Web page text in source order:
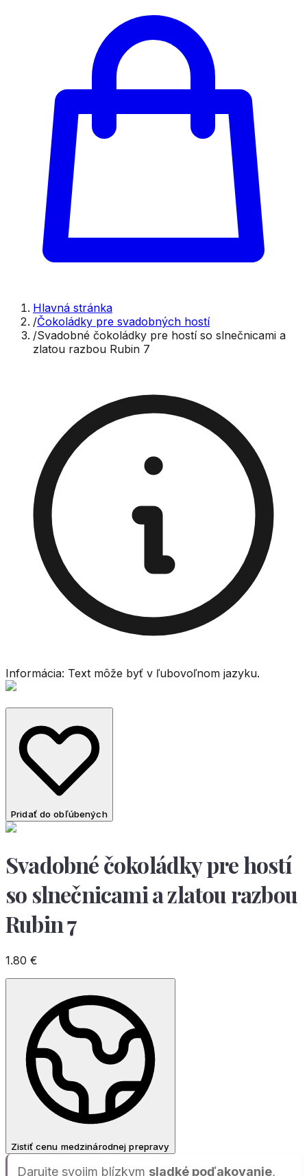
Hlavná stránka
/Čokoládky pre svadobných hostí
/Svadobné čokoládky pre hostí so slnečnicami a
zlatou razbou Rubin 7
Informácia: Text môže byť v ľubovoľnom jazyku.
Pridať do obľúbených
Svadobné čokoládky pre hostí
so slnečnicami a zlatou razbou
Rubin 7
1.80 €
Zistiť cenu medzinárodnej prepravy
Darujte svojim blízkym sladké poďakovanie,